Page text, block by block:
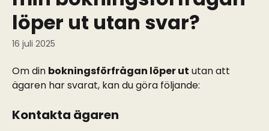
löper ut utan svar?
16 juli 2025
Om din bokningsförfrågan löper ut utan att
ägaren har svarat, kan du göra följande:
Kontakta ägaren